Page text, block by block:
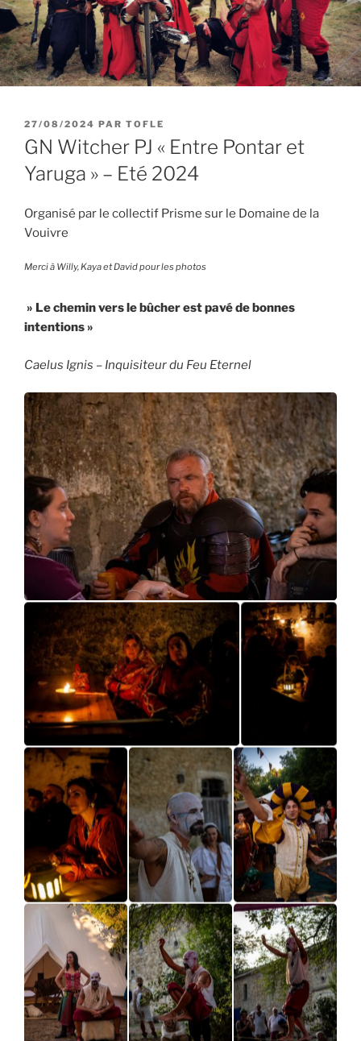
PUBLIÉ
LE
27/08/2024 PAR TOFLE
GN Witcher PJ « Entre Pontar et
Yaruga » – Eté 2024
Organisé par le collectif Prisme sur le Domaine de la
Vouivre
Merci à Willy, Kaya et David pour les photos
» Le chemin vers le bûcher est pavé de bonnes
intentions »
Caelus Ignis – Inquisiteur du Feu Eternel